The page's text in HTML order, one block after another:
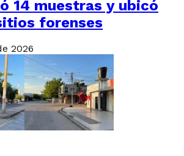
14 muestras y ubicó
forenses
2026